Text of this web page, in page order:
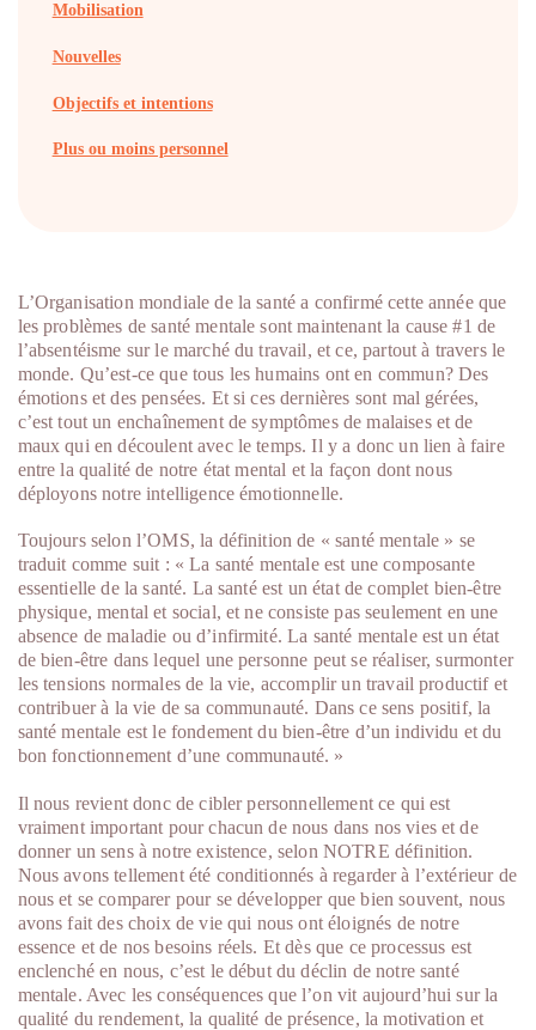
Mobilisation
Nouvelles
Objectifs et intentions
Plus ou moins personnel
L’Organisation mondiale de la santé a confirmé cette année que
les problèmes de santé mentale sont maintenant la cause #1 de
l’absentéisme sur le marché du travail, et ce, partout à travers le
monde. Qu’est-ce que tous les humains ont en commun? Des
émotions et des pensées. Et si ces dernières sont mal gérées,
c’est tout un enchaînement de symptômes de malaises et de
maux qui en découlent avec le temps. Il y a donc un lien à faire
entre la qualité de notre état mental et la façon dont nous
déployons notre intelligence émotionnelle.
Toujours selon l’OMS, la définition de « santé mentale » se
traduit comme suit : « La santé mentale est une composante
essentielle de la santé. La santé est un état de complet bien-être
physique, mental et social, et ne consiste pas seulement en une
absence de maladie ou d’infirmité. La santé mentale est un état
de bien-être dans lequel une personne peut se réaliser, surmonter
les tensions normales de la vie, accomplir un travail productif et
contribuer à la vie de sa communauté. Dans ce sens positif, la
santé mentale est le fondement du bien-être d’un individu et du
bon fonctionnement d’une communauté. »
Il nous revient donc de cibler personnellement ce qui est
vraiment important pour chacun de nous dans nos vies et de
donner un sens à notre existence, selon NOTRE définition.
Nous avons tellement été conditionnés à regarder à l’extérieur de
nous et se comparer pour se développer que bien souvent, nous
avons fait des choix de vie qui nous ont éloignés de notre
essence et de nos besoins réels. Et dès que ce processus est
enclenché en nous, c’est le début du déclin de notre santé
mentale. Avec les conséquences que l’on vit aujourd’hui sur la
qualité du rendement, la qualité de présence, la motivation et